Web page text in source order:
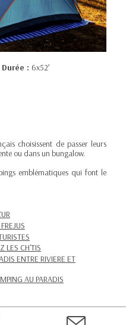
Durée : 6x52’
choisissent de passer leurs
ou dans un bungalow.
emblématiques qui font le
LES CH'TIS
ENTRE RIVIERE ET
AU PARADIS